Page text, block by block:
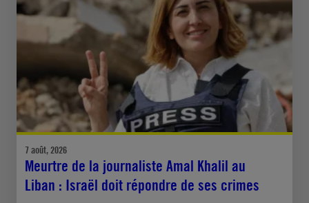
7 août, 2026
Meurtre de la journaliste Amal Khalil au
Liban : Israël doit répondre de ses crimes